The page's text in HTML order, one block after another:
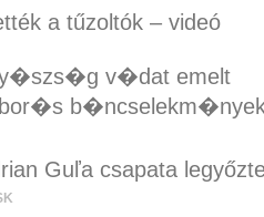
a tűzoltók – videó
v�dat emelt
Guľa csapata